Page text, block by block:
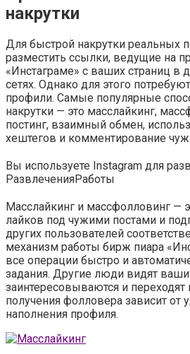
накрутки
Для быстрой накрутки реальных
разместить ссылки, ведущие на
«Инстаграме» с ваших страниц в
сетях. Однако для этого
профили. Самые популярные
накрутки — это масслайкинг,
постинг, взаимный обмен,
хештегов и комментирование
Вы используете Instagram для
РазвлеченияРаботы
Масслайкинг и массфолловинг —
лайков под чужими постами и
других пользователей
механизм работы бирж пиара
все операции быстро и
задания. Другие люди видят ваши
заинтересовываются и
получения фолловера зависит от
наполнения профиля.